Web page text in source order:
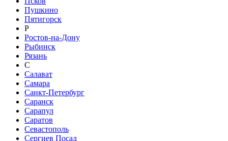
Пушкино
Пятигорск
Р
Ростов-на-Дону
Рыбинск
Рязань
С
Салават
Самара
Санкт-Петербург
Саранск
Сарапул
Саратов
Севастополь
Сергиев Посад